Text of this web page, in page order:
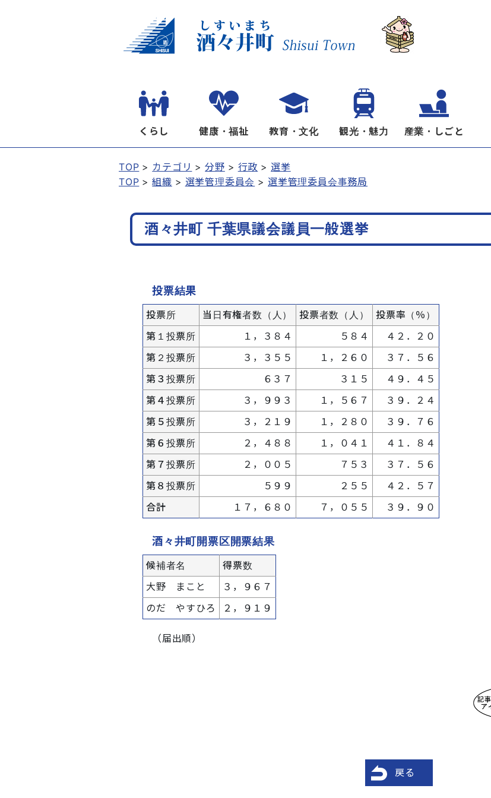
くらし 健康・福祉 教育・文化 観光・魅力 産業・しごと
TOP カテゴリ 分野 行政
選挙
TOP
組織 選挙管理委員会 選挙管理委員会事務局
酒々井町 千葉県議会議員一般選挙
投票結果
投票所 当日有権者数（人） 投票者数（人）
投票率（％）
第１投票所
１，３８４ ５８４
４２．２０
第２投票所
３，３５５ １，２６０
３７．５６
第３投票所
６３７ ３１５
４９．４５
第４投票所
３，９９３ １，５６７
３９．２４
第５投票所
３，２１９ １，２８０
３９．７６
第６投票所
２，４８８ １，０４１
４１．８４
第７投票所
２，００５ ７５３
３７．５６
第８投票所
５９９ ２５５
４２．５７
合計
１７，６８０ ７，０５５ ３９．９０
酒々井町開票区開票結果
候補者名
得票数
大野 まこと
３，９６７
のだ やすひろ
２，９１９
（届出順）
戻る